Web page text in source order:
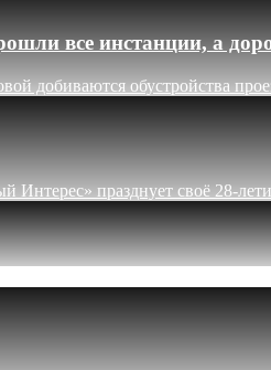
все инстанции, а
добиваются обустройства
Интерес» празднует своё 28-